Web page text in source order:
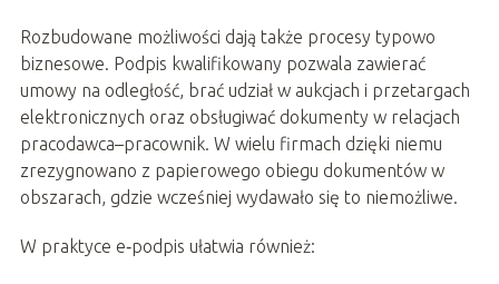
Rozbudowane możliwości dają także procesy typowo
biznesowe. Podpis kwalifikowany pozwala zawierać
umowy na odległość, brać udział w aukcjach i przetargach
elektronicznych oraz obsługiwać dokumenty w relacjach
pracodawca–pracownik. W wielu firmach dzięki niemu
zrezygnowano z papierowego obiegu dokumentów w
obszarach, gdzie wcześniej wydawało się to niemożliwe.
W praktyce e‑podpis ułatwia również: